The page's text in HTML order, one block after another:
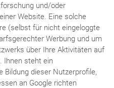
und/oder
Website. Eine solche
(selbst für nicht eingeloggte
Werbung und um
über Ihre Aktivitäten auf
Ihnen steht ein
Bildung dieser Nutzerprofile,
an Google richten